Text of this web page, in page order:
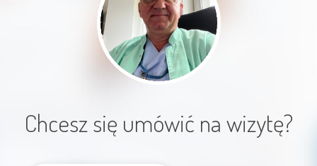
nim bezpiecznie.Bardzo dziękuję za
szybką pomoc.
Pacjent
Chcesz się umówić na wizytę?